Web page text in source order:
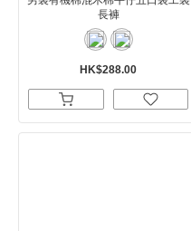
長褲
HK$288.00